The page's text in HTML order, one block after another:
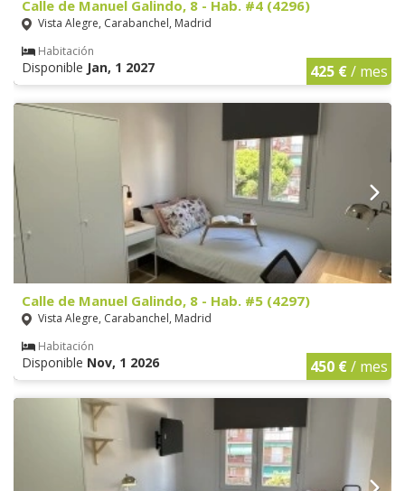
Calle de Manuel Galindo, 8 - Hab. #4 (4296)
Vista Alegre, Carabanchel, Madrid
Habitación
Disponible Jan, 1 2027 425 €/ mes
Calle de Manuel Galindo, 8 - Hab. #5 (4297)
Vista Alegre, Carabanchel, Madrid
Habitación
Disponible Nov, 1 2026 450 €/ mes